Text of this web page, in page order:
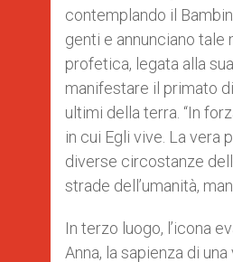
contemplando il
genti e annunciano
profetica, legata alla
manifestare il primato
ultimi della terra. “In
in cui Egli vive. La vera
diverse circostanze
strade dell’umanità,
In terzo luogo, l’icona
Anna, la sapienza di